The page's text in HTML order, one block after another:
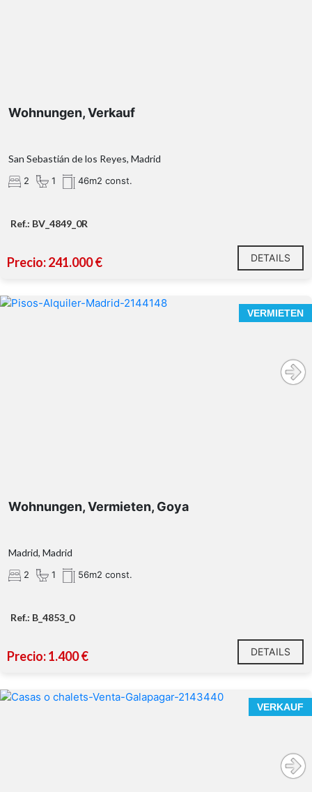
Wohnungen, Verkauf
San Sebastián de los Reyes, Madrid
2 1 46m2 const.
Ref.: BV_4849_0R
Precio: 241.000 € DETAILS
VERMIETEN
Wohnungen, Vermieten, Goya
Madrid, Madrid
2 1 56m2 const.
Ref.: B_4853_0
Precio: 1.400 € DETAILS
VERKAUF